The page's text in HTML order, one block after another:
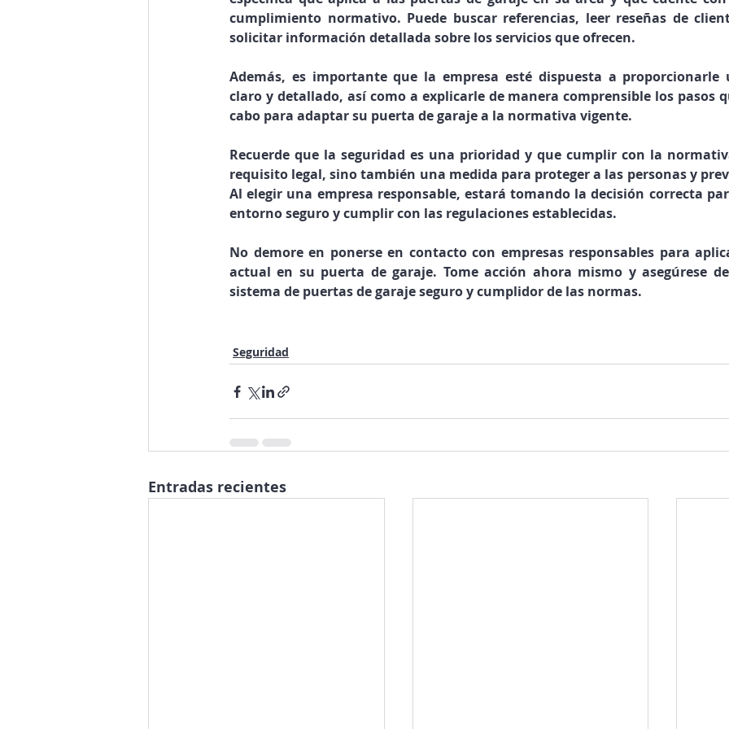
cumplimiento normativo. Puede buscar referencias, leer reseñas de
solicitar información detallada sobre los servicios que ofrecen.
Además, es importante que la empresa esté dispuesta a proporcionarle
claro y detallado, así como a explicarle de manera comprensible los pasos
cabo para adaptar su puerta de garaje a la normativa vigente.
Recuerde que la seguridad es una prioridad y que cumplir con la
requisito legal, sino también una medida para proteger a las personas y
Al elegir una empresa responsable, estará tomando la decisión correcta
entorno seguro y cumplir con las regulaciones establecidas.
No demore en ponerse en contacto con empresas responsables para
actual en su puerta de garaje. Tome acción ahora mismo y asegúrese
sistema de puertas de garaje seguro y cumplidor de las normas.
Seguridad
Entradas recientes